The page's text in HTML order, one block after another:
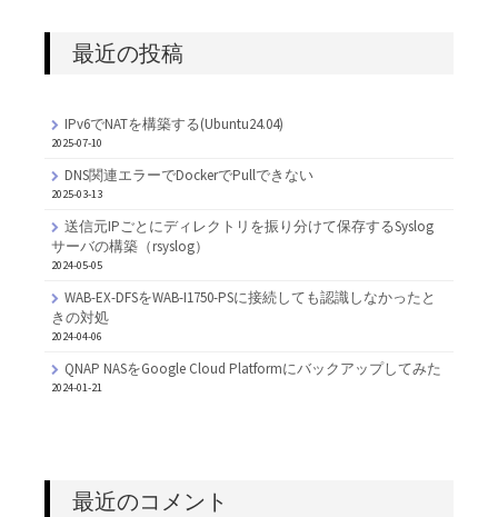
最近の投稿
IPv6でNATを構築する(Ubuntu24.04)
2025-07-10
DNS関連エラーでDockerでPullできない
2025-03-13
送信元IPごとにディレクトリを振り分けて保存するSyslog
サーバの構築（rsyslog）
2024-05-05
WAB-EX-DFSをWAB-I1750-PSに接続しても認識しなかったと
きの対処
2024-04-06
QNAP NASをGoogle Cloud Platformにバックアップしてみた
2024-01-21
最近のコメント